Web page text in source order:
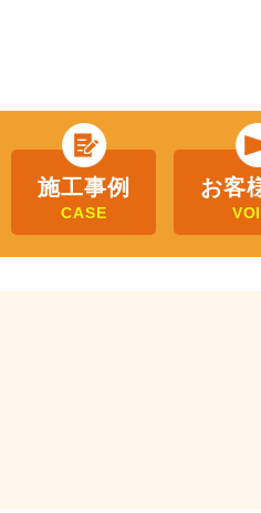
施工事例
CASE
お客